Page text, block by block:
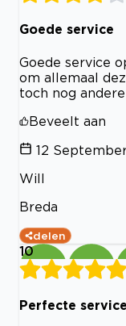
Goede service
Goede service
om allemaal
toch nog
Beveelt aan
12
Will
Breda
delen
10
Perfecte